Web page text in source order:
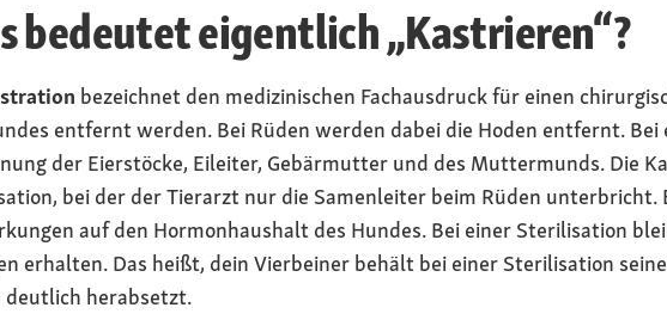
bedeutet eigentlich „Kastrieren“?
bezeichnet den medizinischen Fachausdruck für einen
entfernt werden. Bei Rüden werden dabei die Hoden entfernt. Bei
der Eierstöcke, Eileiter, Gebärmutter und des Muttermunds. Die
bei der der Tierarzt nur die Samenleiter beim Rüden
auf den Hormonhaushalt des Hundes. Bei einer Sterilisation
erhalten. Das heißt, dein Vierbeiner behält bei einer Sterilisation
deutlich herabsetzt.